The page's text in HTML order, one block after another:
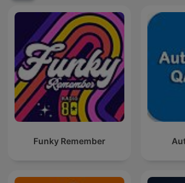
Funky Remember